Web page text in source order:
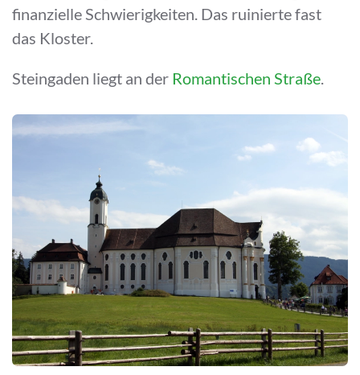
finanzielle Schwierigkeiten. Das ruinierte fast
das Kloster.
Steingaden liegt an der Romantischen Straße